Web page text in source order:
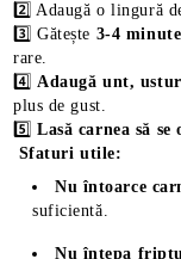
2️⃣ Adaugă o lingură
3️⃣ Gătește 3-4
rare.
4️⃣Adaugă unt,
plus de gust.
5️⃣Lasă carnea să se
Sfaturi utile:
Nu întoarce
suficientă.
Nu înțepa